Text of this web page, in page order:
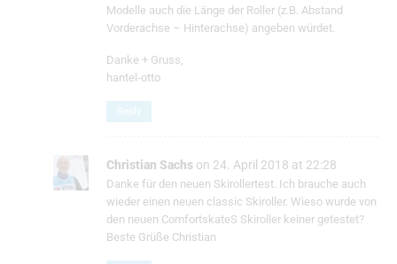
Modelle auch die Länge der Roller (z.B. Abstand
Vorderachse – Hinterachse) angeben würdet.
Danke + Gruss,
hantel-otto
Reply
Christian Sachs on 24. April 2018 at 22:28
Danke für den neuen Skirollertest. Ich brauche auch
wieder einen neuen classic Skiroller. Wieso wurde von
den neuen ComfortskateS Skiroller keiner getestet?
Beste Grüße Christian